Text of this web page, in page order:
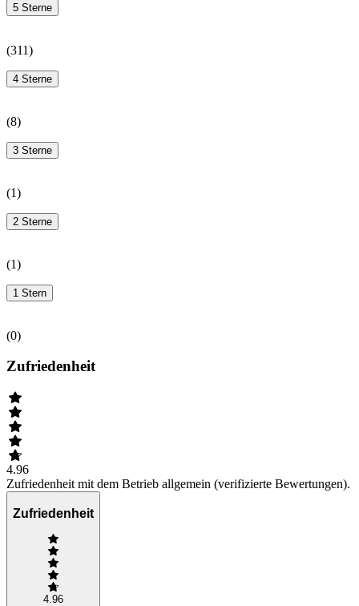
5 Sterne
(311)
4 Sterne
(8)
3 Sterne
(1)
2 Sterne
(1)
1 Stern
(0)
Zufriedenheit
4.96
Zufriedenheit mit dem Betrieb allgemein (verifizierte Bewertungen).
Zufriedenheit
4.96